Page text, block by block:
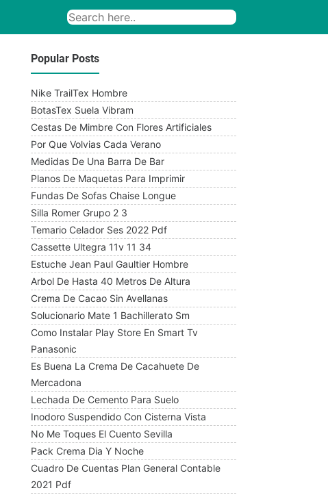
Popular Posts
Nike TrailTex Hombre
BotasTex Suela Vibram
Cestas De Mimbre Con Flores Artificiales
Por Que Volvias Cada Verano
Medidas De Una Barra De Bar
Planos De Maquetas Para Imprimir
Fundas De Sofas Chaise Longue
Silla Romer Grupo 2 3
Temario Celador Ses 2022 Pdf
Cassette Ultegra 11v 11 34
Estuche Jean Paul Gaultier Hombre
Arbol De Hasta 40 Metros De Altura
Crema De Cacao Sin Avellanas
Solucionario Mate 1 Bachillerato Sm
Como Instalar Play Store En Smart Tv
Panasonic
Es Buena La Crema De Cacahuete De
Mercadona
Lechada De Cemento Para Suelo
Inodoro Suspendido Con Cisterna Vista
No Me Toques El Cuento Sevilla
Pack Crema Dia Y Noche
Cuadro De Cuentas Plan General Contable
2021 Pdf